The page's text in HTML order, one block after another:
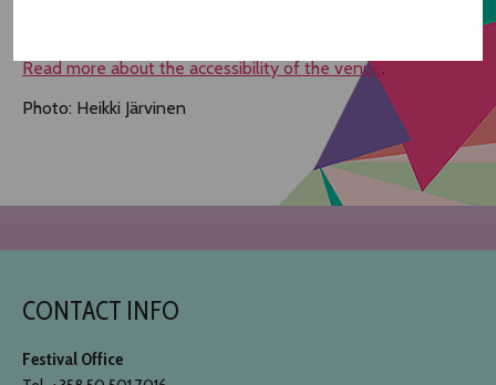
Read more about the accessibility of the venue .
Photo: Heikki Järvinen
CONTACT INFO
Festival Office